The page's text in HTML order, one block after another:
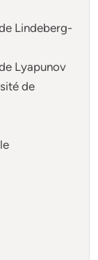
Lindeberg-
Lyapunov
de